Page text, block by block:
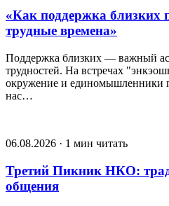
«Как поддержка близких
трудные времена»
Поддержка близких — важный
трудностей. На встречах
окружение и единомышленники
нас…
06.08.2026 · 1 мин читать
Третий Пикник НКО:
общения